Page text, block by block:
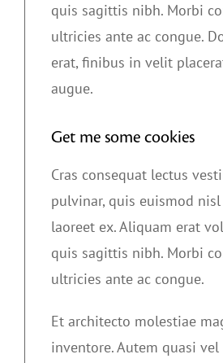
quis sagittis nibh. Morbi
ultricies ante ac congue.
erat, finibus in velit
augue.
Get me some cookies
Cras consequat lectus
pulvinar, quis euismod
laoreet ex. Aliquam erat
quis sagittis nibh. Morbi
ultricies ante ac congue.
Et architecto molestiae
inventore. Autem quasi vel